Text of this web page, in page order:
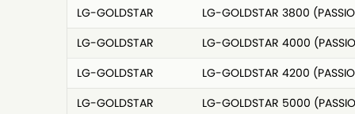
LG-GOLDSTAR
LG-GOLDSTAR 3800
LG-GOLDSTAR
LG-GOLDSTAR 4000
LG-GOLDSTAR
LG-GOLDSTAR 4200
LG-GOLDSTAR
LG-GOLDSTAR 5000